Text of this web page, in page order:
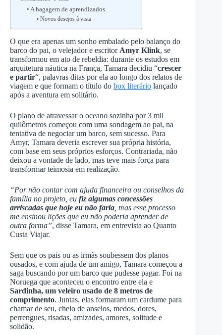
A bagagem de aprendizados
Novos desejos à vista
O que era apenas um sonho embalado pelo balanço do
barco do pai, o velejador e escritor Amyr Klink, se
transformou em ato de rebeldia: durante os estudos em
arquitetura náutica na França, Tamara decidiu “crescer
e partir“, palavras ditas por ela ao longo dos relatos de
viagem e que formam o título do box literário lançado
após a aventura em solitário.
O plano de atravessar o oceano sozinha por 3 mil
quilômetros começou com uma sondagem ao pai, na
tentativa de negociar um barco, sem sucesso. Para
Amyr, Tamara deveria escrever sua própria história,
com base em seus próprios esforços. Contrariada, não
deixou a vontade de lado, mas teve mais força para
transformar teimosia em realização.
“Por não contar com ajuda financeira ou conselhos da
família no projeto, eu fiz algumas concessões
arriscadas que hoje eu não faria , mas esse processo
me ensinou lições que eu não poderia aprender de
outra forma”, disse Tamara, em entrevista ao Quanto
Custa Viajar.
Sem que os pais ou as irmãs soubessem dos planos
ousados, e com ajuda de um amigo, Tamara começou a
saga buscando por um barco que pudesse pagar. Foi na
Noruega que aconteceu o encontro entre ela e
Sardinha, um veleiro usado de 8 metros de
comprimento. Juntas, elas formaram um cardume para
chamar de seu, cheio de anseios, medos, dores,
perrengues, risadas, amizades, amores, solitude e
solidão.